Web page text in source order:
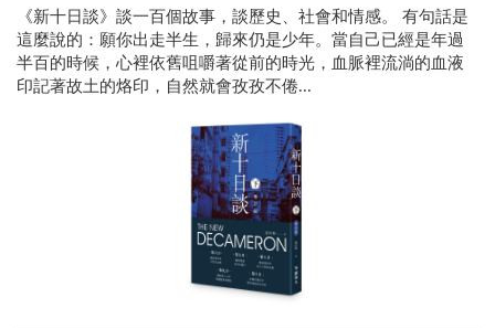
《新十日談》談一百個故事，談歷史、社會和情感。 有句話是
這麼說的：願你出走半生，歸來仍是少年。當自己已經是年過
半百的時候，心裡依舊咀嚼著從前的時光，血脈裡流淌的血液
印記著故土的烙印，自然就會孜孜不倦...